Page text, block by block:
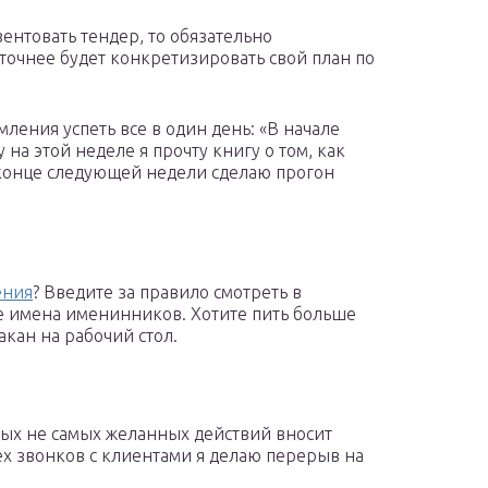
тендер, то обязательно
будет конкретизировать свой план по
успеть все в один день: «В начале
на этой неделе я прочту книгу о том, как
следующей недели сделаю прогон
? Введите за правило смотреть в
имена именинников. Хотите пить больше
на рабочий стол.
не самых желанных действий вносит
звонков с клиентами я делаю перерыв на